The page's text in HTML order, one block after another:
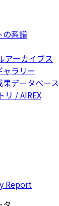
の系譜
アーカイブス
ラリー
データベース
リ / AIREX
Report